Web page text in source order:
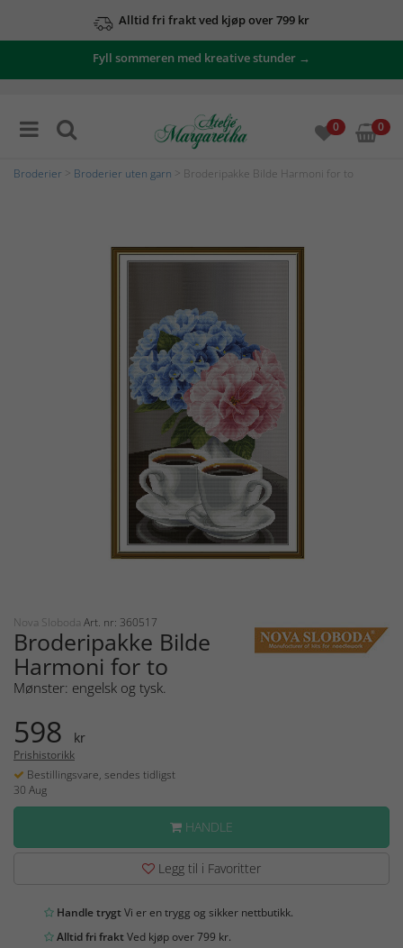
Alltid fri frakt ved kjøp over 799 kr
Fyll sommeren med kreative stunder →
0 0
Broderier Broderier uten garn > Broderipakke Bilde Harmoni for to
Nova Sloboda Art. nr: 360517
Broderipakke Bilde
Harmoni for to
Mønster: engelsk og tysk.
598 kr
Prishistorikk
Bestillingsvare, sendes tidligst
30 Aug
HANDLE
Legg til i Favoritter
Handle trygtVi er en trygg og sikker nettbutikk.
Alltid fri fraktVed kjøp over 799 kr.